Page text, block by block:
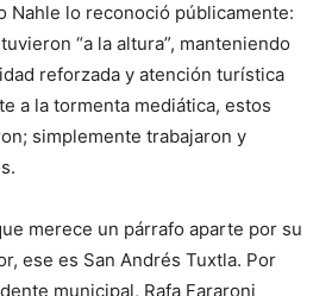
Nahle lo reconoció públicamente:
“a la altura”, manteniendo
reforzada y atención turística
a la tormenta mediática, estos
simplemente trabajaron y
merece un párrafo aparte por su
ese es San Andrés Tuxtla. Por
municipal, Rafa Fararoni